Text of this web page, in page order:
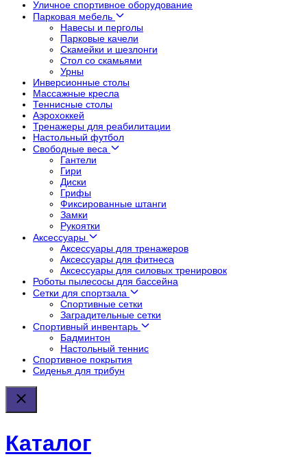
Уличное спортивное оборудование
Парковая мебель
Навесы и перголы
Парковые качели
Скамейки и шезлонги
Стол со скамьями
Урны
Инверсионные столы
Массажные кресла
Теннисные столы
Аэрохоккей
Тренажеры для реабилитации
Настольный футбол
Свободные веса
Гантели
Гири
Диски
Грифы
Фиксированные штанги
Замки
Рукоятки
Аксессуары
Аксессуары для тренажеров
Аксессуары для фитнеса
Аксессуары для силовых тренировок
Роботы пылесосы для бассейна
Сетки для спортзала
Спортивные сетки
Заградительные сетки
Спортивный инвентарь
Бадминтон
Настольный теннис
Спортивное покрытия
Сиденья для трибун
Каталог